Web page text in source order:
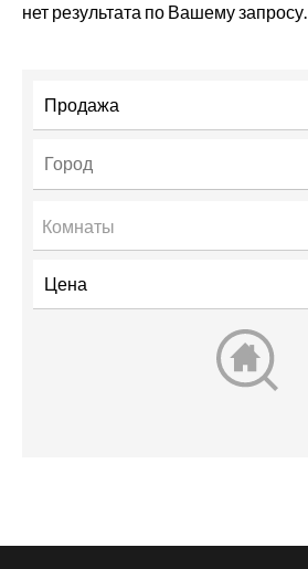
нет результата по Вашему запросу.
Комнаты